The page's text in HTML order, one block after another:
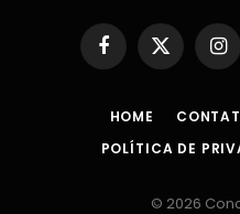
Facebook
X
(Twitter)
HOME
POLÍTICA DE
© 2026